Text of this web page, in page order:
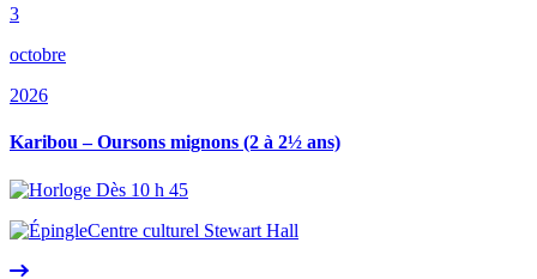
3
octobre
2026
Karibou – Oursons mignons (2 à 2½ ans)
Dès 10 h 45
Centre culturel Stewart Hall